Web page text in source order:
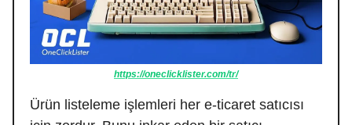
https://oneclicklister.com/tr/
Ürün listeleme işlemleri her e-ticaret satıcısı